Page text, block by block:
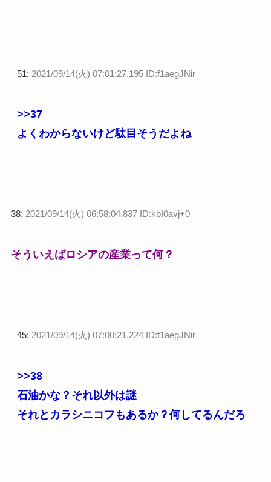
51: 2021/09/14(火) 07:01:27.195 ID:f1aegJNir
>>37
よくわからないけど駄目そうだよね
38: 2021/09/14(火) 06:58:04.837 ID:kbI0avj+0
そういえばロシアの産業って何？
45: 2021/09/14(火) 07:00:21.224 ID:f1aegJNir
>>38
石油かな？それ以外は謎
それとカラシニコフもあるか？何してるんだろ